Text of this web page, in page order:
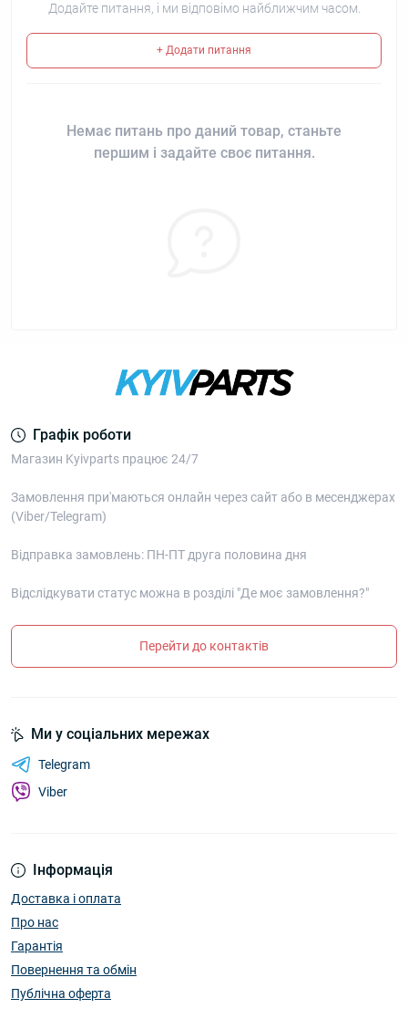
Додайте питання, і ми відповімо найближчим часом.
+ Додати питання
Немає питань про даний товар, станьте
першим і задайте своє питання.
Графік роботи
Магазин Kyivparts працює 24/7
Замовлення при'маються онлайн через сайт або в месенджерах
(Viber/Telegram)
Відправка замовлень: ПН-ПТ друга половина дня
Відслідкувати статус можна в розділі "Де моє замовлення?"
Перейти до контактів
Інформація
Доставка і оплата
Про нас
Гарантія
Повернення та обмін
Публічна оферта
Ми у соціальних мережах
Telegram
Viber